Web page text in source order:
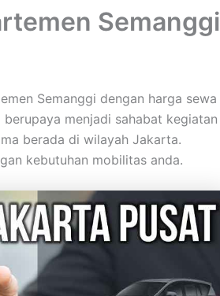
Semanggi
Semanggi dengan harga sewa
menjadi sahabat kegiatan
berada di wilayah Jakarta.
kebutuhan mobilitas anda.